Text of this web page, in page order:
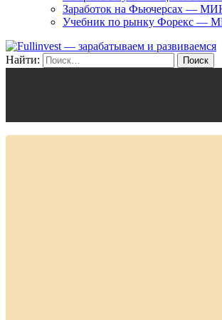
Заработок на Фьючерсах —
Учебник по рынку Форекс —
Найти: